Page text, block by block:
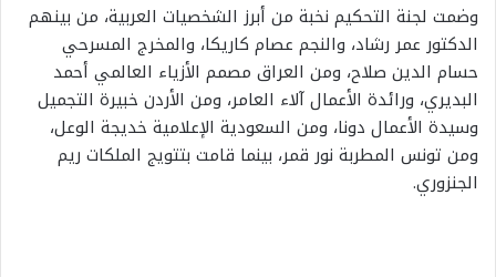
وضمت لجنة التحكيم نخبة من أبرز الشخصيات العربية، من بينهم
الدكتور عمر رشاد، والنجم عصام كاريكا، والمخرج المسرحي
حسام الدين صلاح، ومن العراق مصمم الأزياء العالمي أحمد
البديري، ورائدة الأعمال آلاء العامر، ومن الأردن خبيرة التجميل
وسيدة الأعمال دونا، ومن السعودية الإعلامية خديجة الوعل،
ومن تونس المطربة نور قمر، بينما قامت بتتويج الملكات ريم
الجنزوري.